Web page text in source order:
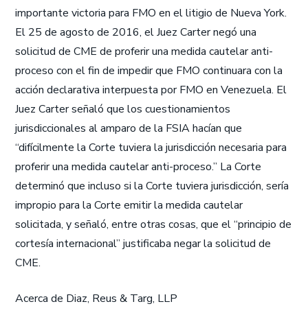
importante victoria para FMO en el litigio de Nueva York.
El 25 de agosto de 2016, el Juez Carter negó una
solicitud de CME de proferir una medida cautelar anti-
proceso con el fin de impedir que FMO continuara con la
acción declarativa interpuesta por FMO en Venezuela. El
Juez Carter señaló que los cuestionamientos
jurisdiccionales al amparo de la FSIA hacían que
“difícilmente la Corte tuviera la jurisdicción necesaria para
proferir una medida cautelar anti-proceso.” La Corte
determinó que incluso si la Corte tuviera jurisdicción, sería
impropio para la Corte emitir la medida cautelar
solicitada, y señaló, entre otras cosas, que el “principio de
cortesía internacional” justificaba negar la solicitud de
CME.
Acerca de Diaz, Reus & Targ, LLP